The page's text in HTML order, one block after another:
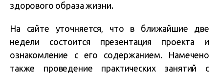
здорового образа жизни.
На сайте уточняется, что в ближайшие две
недели состоится презентация проекта и
ознакомление с его содержанием. Намечено
также проведение практических занятий с